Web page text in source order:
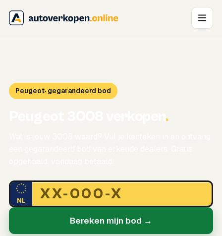
Peugeot· gegarandeerd bod
.
NL
Bereken mijn bod →